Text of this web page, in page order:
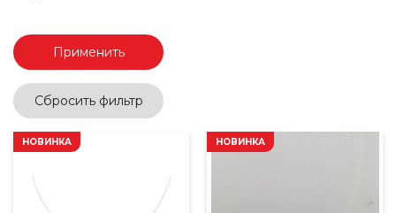
Применить
Сбросить фильтр
НОВИНКА НОВИНКА